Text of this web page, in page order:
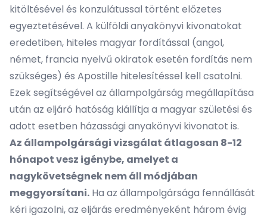
kitöltésével és konzulátussal történt előzetes
egyeztetésével. A külföldi anyakönyvi kivonatokat
eredetiben, hiteles magyar fordítással (angol,
német, francia nyelvű okiratok esetén fordítás nem
szükséges) és Apostille hitelesítéssel kell csatolni.
Ezek segítségével az állampolgárság megállapítása
után az eljáró hatóság kiállítja a magyar születési és
adott esetben házassági anyakönyvi kivonatot is.
Az állampolgársági vizsgálat átlagosan 8-12
hónapot vesz igénybe, amelyet a
nagykövetségnek nem áll módjában
meggyorsítani. Ha az állampolgársága fennállását
kéri igazolni, az eljárás eredményeként három évig